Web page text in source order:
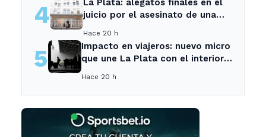
4
La Plata: alegatos finales en el
juicio por el asesinato de una
Hace 20 h
5
Impacto en viajeros: nuevo micro
que une La Plata con el interior
Hace 20 h